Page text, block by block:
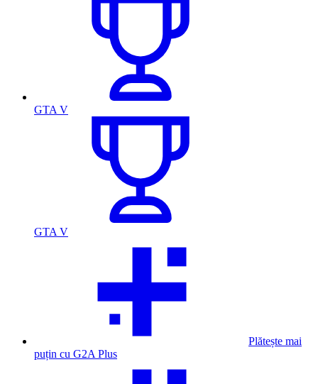
GTA V
GTA V
Plătește mai
puțin cu G2A Plus